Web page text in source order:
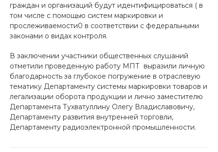
граждан и организаций будут идентифицироваться ( в
том числе с помощью систем маркировки и
прослеживаемости0 в соответствии с федеральными
законами о видах контроля.
В заключении участники общественных слушаний
отметили проведенную работу МПТ выразили личную
благодарность за глубокое погружение в отраслевую
тематику Департаменту системы маркировки товаров и
легализации оборота продукции и лично заместителю
Департамента Тухватуллину Олегу Владиславовичу,
Департаменту развития внутренней торговли,
Департаменту радиоэлектронной промышленности.